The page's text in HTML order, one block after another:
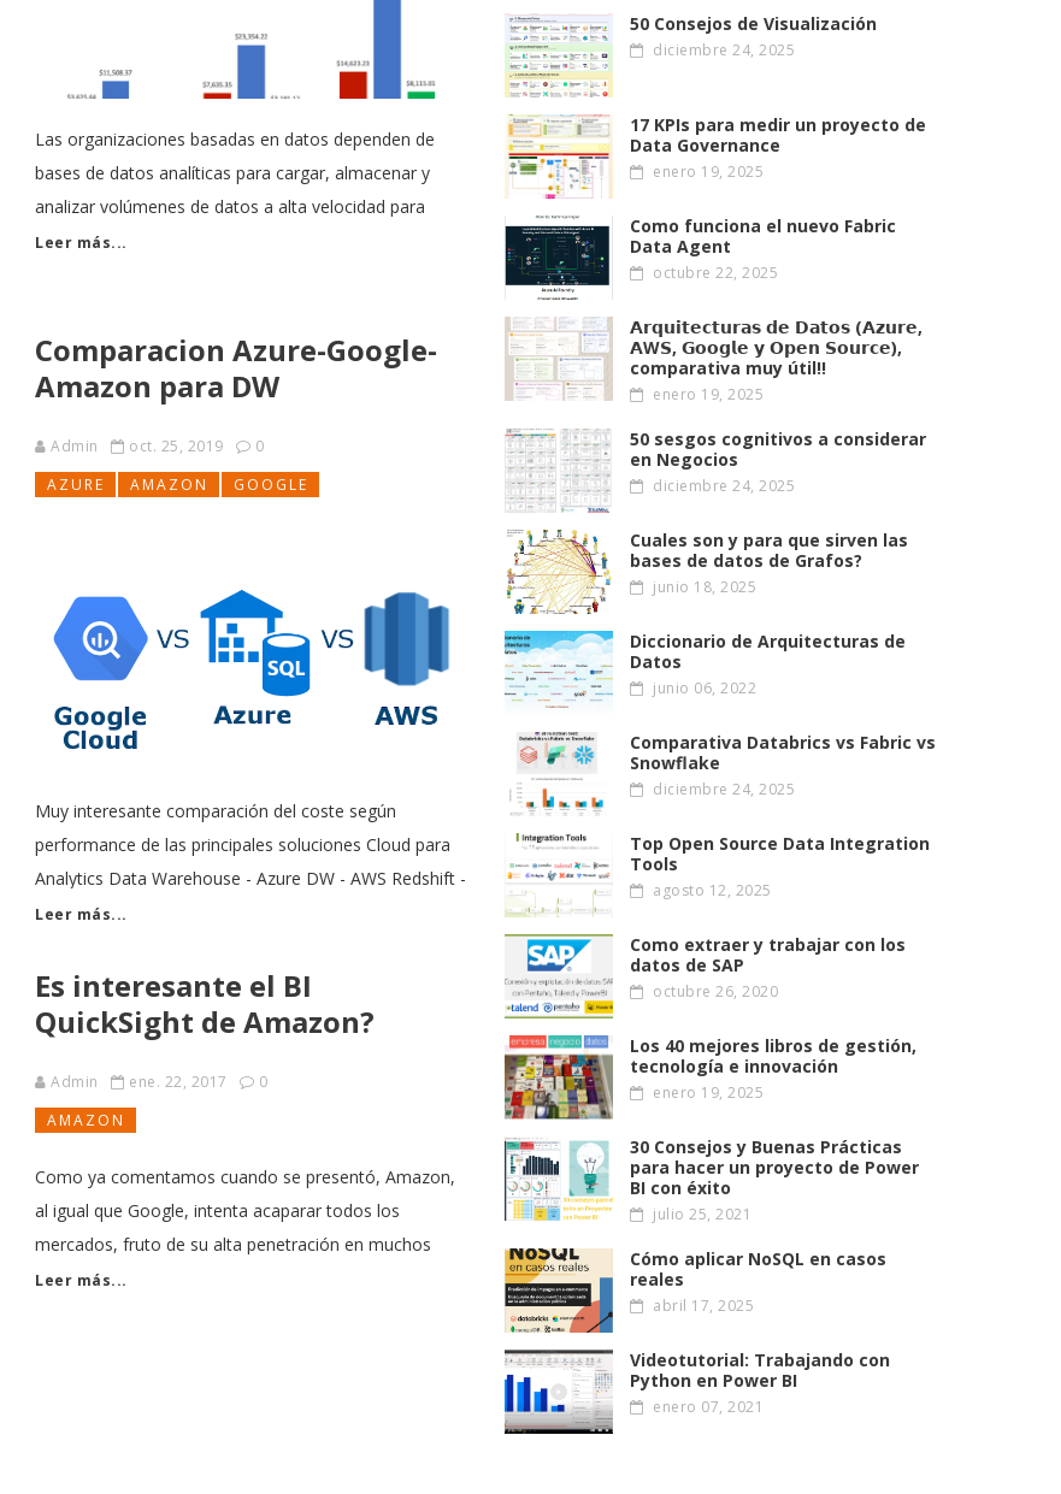
Las organizaciones basadas en datos dependen de
bases de datos analíticas para cargar, almacenar y
analizar volúmenes de datos a alta velocidad para
obtener conocimientos oportunos. Este estudio se
empresa y
Leer más...
Comparacion Azure-Google-
Amazon para DW
Admin oct. 25, 2019
0
AZURE
AMAZON GOOGLE
Muy interesante comparación del coste según
performance de las principales soluciones Cloud para
Analytics Data Warehouse - Azure DW - AWS Redshift -
Google Big Query También puedes considerar otras
de selecciones, muchas personas revisan el ajuste y el
tipo de tejido
Leer más...
Es interesante el BI
QuickSight de Amazon?
Admin ene. 22, 2017
0
AMAZON
Como ya comentamos cuando se presentó, Amazon,
al igual que Google, intenta acaparar todos los
mercados, fruto de su alta penetración en muchos
sectores y actividades Ahora llega al Business
Leer más...
50 Consejos de Visualización
diciembre 24, 2025
17 KPIs para medir un proyecto de
Data Governance
enero 19, 2025
Como funciona el nuevo Fabric
Data Agent
octubre 22, 2025
𝗔𝗿𝗾𝘂𝗶𝘁𝗲𝗰𝘁𝘂𝗿𝗮𝘀 𝗱𝗲 𝗗𝗮𝘁𝗼𝘀 (𝗔𝘇𝘂𝗿𝗲,
𝗔W𝗦, 𝗚𝗼𝗼𝗴𝗹𝗲 𝘆 𝗢𝗽𝗲𝗻 𝗦𝗼𝘂𝗿𝗰𝗲),
comparativa muy útil!!
enero 19, 2025
50 sesgos cognitivos a considerar
en Negocios
diciembre 24, 2025
Cuales son y para que sirven las
bases de datos de Grafos?
junio 18, 2025
Diccionario de Arquitecturas de
Datos
junio 06, 2022
Comparativa Databrics vs Fabric vs
Snowflake
diciembre 24, 2025
Top Open Source Data Integration
Tools
agosto 12, 2025
Como extraer y trabajar con los
datos de SAP
octubre 26, 2020
Los 40 mejores libros de gestión,
tecnología e innovación
enero 19, 2025
30 Consejos y Buenas Prácticas
para hacer un proyecto de Power
BI con éxito
julio 25, 2021
Cómo aplicar NoSQL en casos
reales
abril 17, 2025
Videotutorial: Trabajando con
Python en Power BI
enero 07, 2021